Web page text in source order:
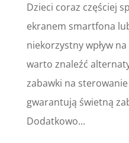
Dzieci coraz częściej
ekranem smartfona
niekorzystny wpływ
warto znaleźć
zabawki na
gwarantują świetną
Dodatkowo...